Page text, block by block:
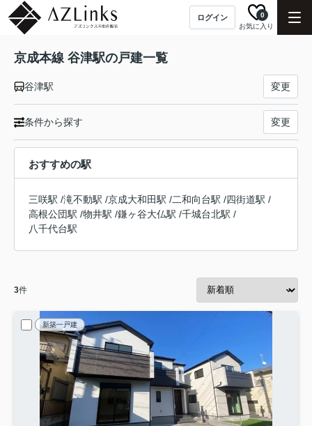
ログイン
お気に入り
0
京成本線 谷津駅の戸建一覧
谷津駅 変更
条件から探す 変更
おすすめの駅
三咲駅 /滝不動駅 /京成大和田駅 /二和向台駅 /四街道駅 /
高根公団駅 /物井駅 /鎌ヶ谷大仏駅 /千城台北駅 /
八千代台駅
3件
新築一戸建